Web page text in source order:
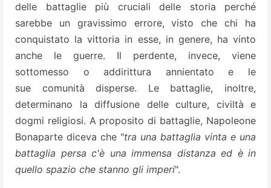
delle battaglie più cruciali delle storia perché
sarebbe un gravissimo errore, visto che chi ha
conquistato la vittoria in esse, in genere, ha vinto
anche le guerre. Il perdente, invece, viene
sottomesso o addirittura annientato e le
sue comunità disperse. Le battaglie, inoltre,
determinano la diffusione delle culture, civiltà e
dogmi religiosi. A proposito di battaglie, Napoleone
Bonaparte diceva che "tra una battaglia vinta e una
battaglia persa c'è una immensa distanza ed è in
quello spazio che stanno gli imperi".